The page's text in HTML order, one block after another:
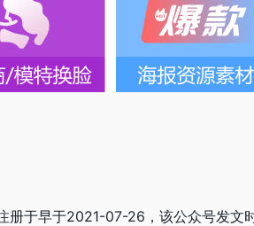
册于早于2021-07-26，该公众号发文